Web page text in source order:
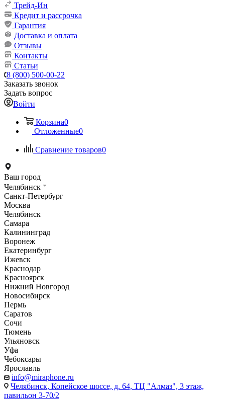
Трейд-Ин
Кредит и рассрочка
Гарантия
Доставка и оплата
Отзывы
Контакты
Статьи
8 (800) 500-00-22
Заказать звонок
Задать вопрос
Войти
Корзина0
Отложенные0
Сравнение товаров0
Ваш город
Челябинск
Санкт-Петербург
Москва
Челябинск
Самара
Калининград
Воронеж
Екатеринбург
Ижевск
Краснодар
Красноярск
Нижний Новгород
Новосибирск
Пермь
Саратов
Сочи
Тюмень
Ульяновск
Уфа
Чебоксары
Ярославль
info@miraphone.ru
Челябинск, Копейское шоссе, д. 64, ТЦ "Алмаз", 3 этаж,
павильон 3-70/2